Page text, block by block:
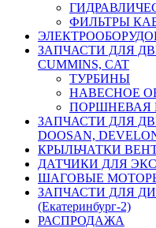
ФИЛЬТРЫ
ЗАПЧАСТИ ДЛЯ
CUMMINS, CAT
ТУРБИНЫ
НАВЕСНОЕ
ПОРШНЕВАЯ
ЗАПЧАСТИ ДЛЯ
DOOSAN,
КРЫЛЬЧАТКИ
ДАТЧИКИ ДЛЯ
ШАГОВЫЕ
ЗАПЧАСТИ ДЛЯ
(Екатеринбург-2)
РАСПРОДАЖА